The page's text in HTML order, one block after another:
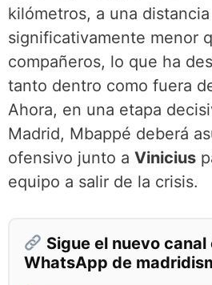
kilómetros, a una distancia
significativamente menor
compañeros, lo que ha
tanto dentro como fuera
Ahora, en una etapa
Madrid, Mbappé deberá
ofensivo junto a Vinicius
equipo a salir de la crisis.
Sigue el nuevo
WhatsApp de